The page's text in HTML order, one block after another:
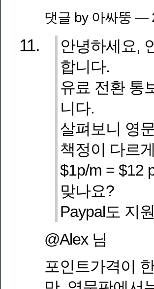
댓글 by 아싸뚱 —
안녕하세요,
합니다.
유료 전환 통
니다.
살펴보니 영
책정이 다르
$1p/m = $12
맞나요?
Paypal도 지
@Alex 님
포인트가격이